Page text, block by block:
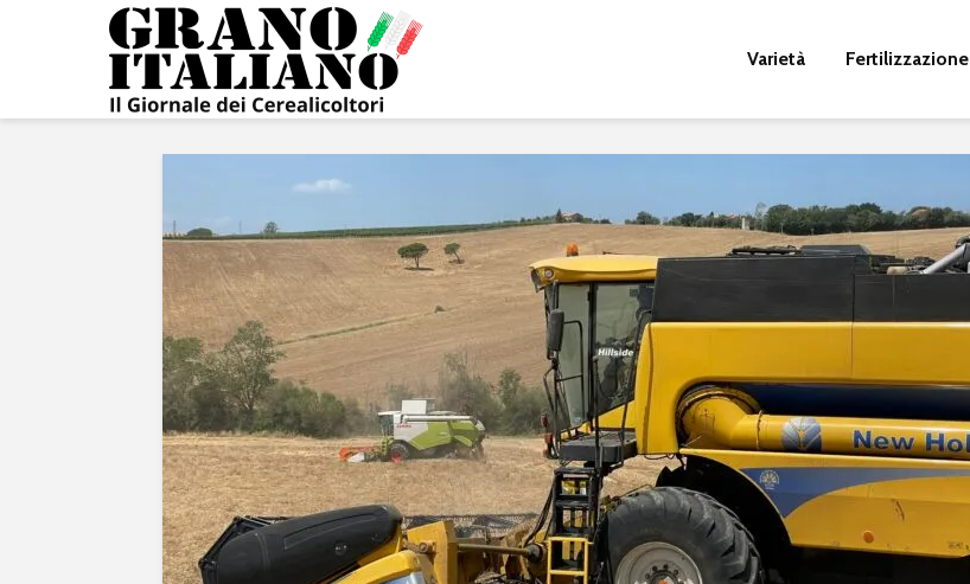
Varietà Fertilizzazione